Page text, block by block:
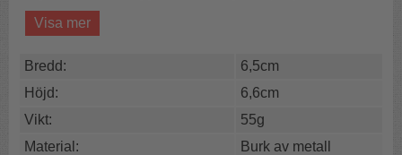
Salt med havssmak
Perfekt till fisk & ägg
Det här saltet passar även bra som bordssalt.
Innehåll:
Salt 91%, tång (noritång, havsallat, dulse) 9%.
Visa mer
Bredd:
6,5cm
Höjd:
6,6cm
Vikt:
55g
Material:
Burk av metall